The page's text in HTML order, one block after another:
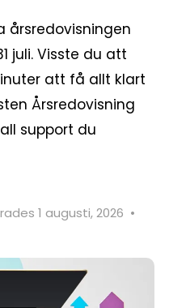
årsredovisningen
juli. Visste du att
att få allt klart
Årsredovisning
support du
1 augusti, 2026 •